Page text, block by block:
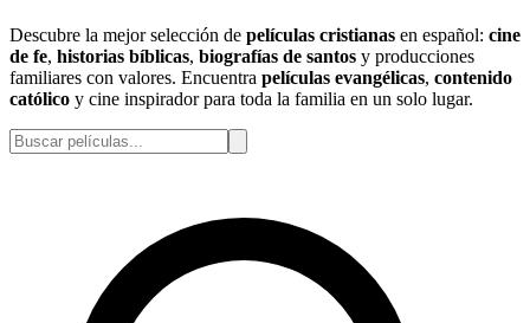
Descubre la mejor selección de películas cristianas en español: cine
de fe, historias bíblicas, biografías de santos y producciones
familiares con valores. Encuentra películas evangélicas, contenido
católico y cine inspirador para toda la familia en un solo lugar.